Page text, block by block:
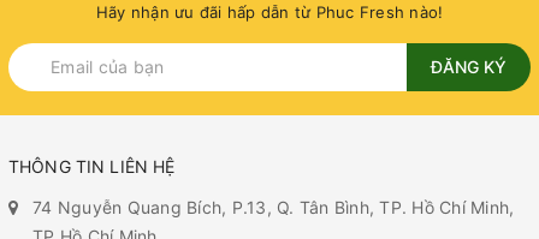
Hãy nhận ưu đãi hấp dẫn từ Phuc Fresh nào!
ĐĂNG KÝ
THÔNG TIN LIÊN HỆ
74 Nguyễn Quang Bích, P.13, Q. Tân Bình, TP. Hồ Chí Minh,